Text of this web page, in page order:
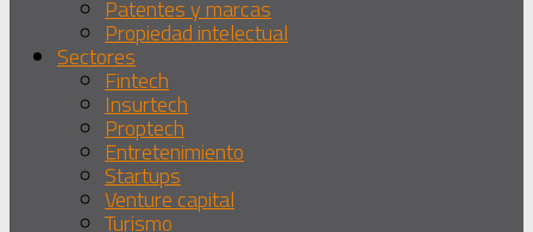
Patentes y marcas
Propiedad intelectual
Sectores
Fintech
Insurtech
Proptech
Entretenimiento
Startups
Venture capital
Turismo